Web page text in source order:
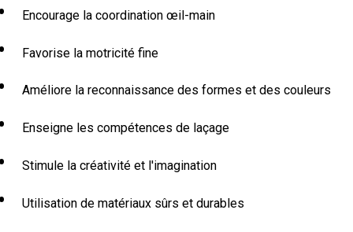
Encourage la coordination œil-main
Favorise la motricité fine
Améliore la reconnaissance des formes et des couleurs
Enseigne les compétences de laçage
Stimule la créativité et l'imagination
Utilisation de matériaux sûrs et durables